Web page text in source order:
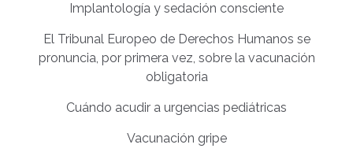
Implantología y sedación consciente
El Tribunal Europeo de Derechos Humanos se
pronuncia, por primera vez, sobre la vacunación
obligatoria
Cuándo acudir a urgencias pediátricas
Vacunación gripe